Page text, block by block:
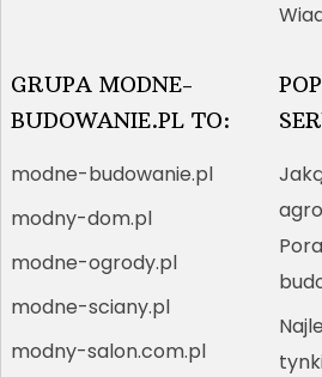
GRUPA MODNE-
BUDOWANIE.PL TO:
modne-budowanie.pl
modny-dom.pl
modne-ogrody.pl
modne-sciany.pl
modny-salon.com.pl